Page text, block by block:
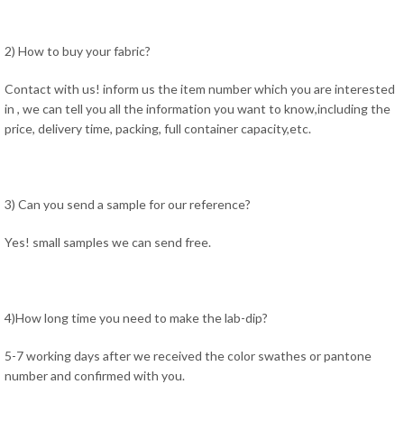
2) How to buy your fabric?
Contact with us! inform us the item number which you are interested
in , we can tell you all the information you want to know,including the
price, delivery time, packing, full container capacity,etc.
3) Can you send a sample for our reference?
Yes! small samples we can send free.
4)How long time you need to make the lab-dip?
5-7 working days after we received the color swathes or pantone
number and confirmed with you.